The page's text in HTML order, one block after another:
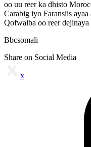
oo uu reer ka dhisto
Carabig iyo Faransiis ayaa
Qofwalba oo reer
Bbcsomali
Share on Social Media
x